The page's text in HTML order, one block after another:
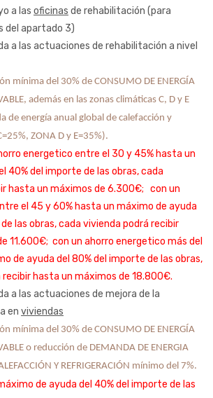
a las oficinas de rehabilitación (para
del apartado 3)
a las actuaciones de rehabilitación a nivel
mínima del 30% de CONSUMO DE ENERGÍA
además en las zonas climáticas C, D y E
de energía anual global de calefacción y
ZONA D y E=35%).
energetico entre el 30 y 45% hasta un
40% del importe de las obras, cada
hasta un máximos de 6.300€; con un
el 45 y 60% hasta un máximo de ayuda
las obras, cada vivienda podrá recibir
11.600€; con un ahorro energetico más del
de ayuda del 80% del importe de las obras,
hasta un máximos de 18.800€.
a las actuaciones de mejora de la
en viviendas
mínima del 30% de CONSUMO DE ENERGÍA
o reducción de DEMANDA DE ENERGIA
Y REFRIGERACIÓN mínimo del 7%.
de ayuda del 40% del importe de las